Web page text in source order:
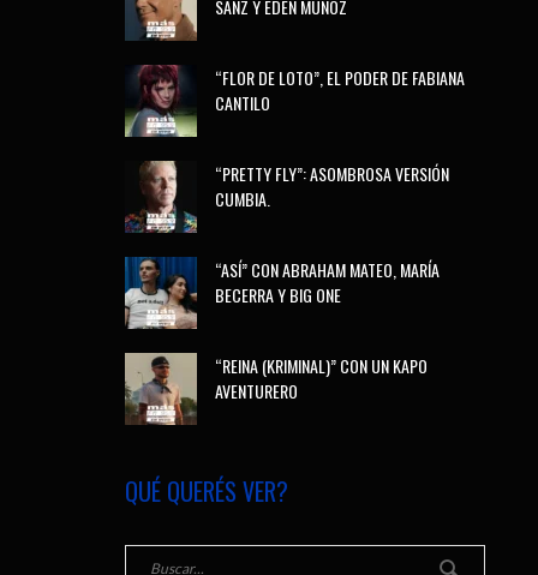
SANZ Y EDEN MUÑOZ
“FLOR DE LOTO”, EL PODER DE FABIANA
CANTILO
“PRETTY FLY”: ASOMBROSA VERSIÓN
CUMBIA.
“ASÍ” CON ABRAHAM MATEO, MARÍA
BECERRA Y BIG ONE
“REINA (KRIMINAL)” CON UN KAPO
AVENTURERO
QUÉ QUERÉS VER?